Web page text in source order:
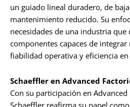
un guiado lineal duradero, de
mantenimiento reducido. Su
necesidades de una industria que
componentes capaces de
fiabilidad operativa y eficiencia
Schaeffler en Advanced
Con su participación en